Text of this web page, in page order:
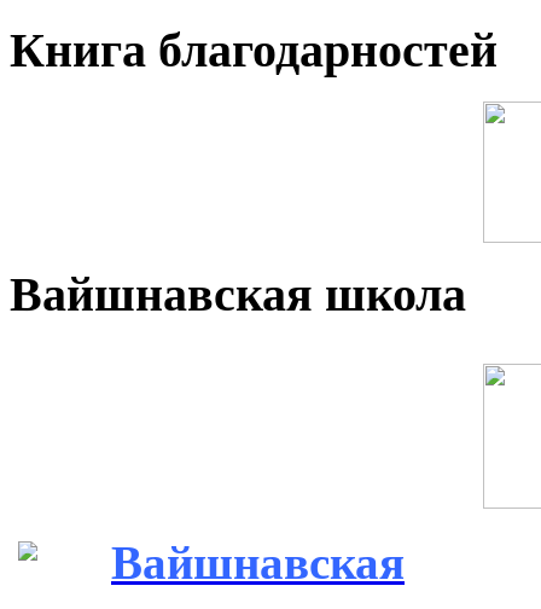
Книга благодарностей
Вайшнавская школа
Вайшнавская